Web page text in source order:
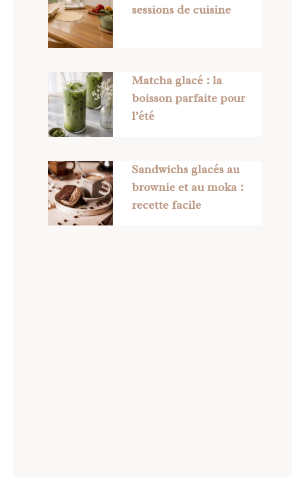
sessions de cuisine
Matcha glacé : la
boisson parfaite pour
l’été
Sandwichs glacés au
brownie et au moka :
recette facile